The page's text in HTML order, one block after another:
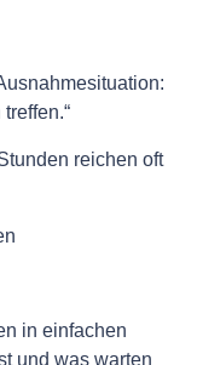
reichen oft
in einfachen
und was warten